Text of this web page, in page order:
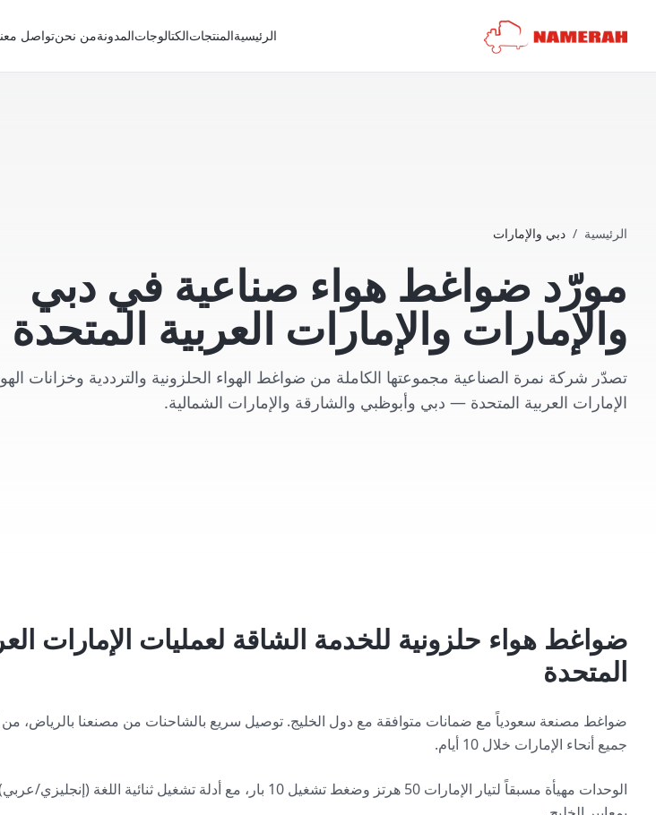
الرئيسيةالمنتجاتالكتالوجاتالمدونةمن نحنتواصل
الرئيسية / دبي والإمارات
مورّد ضواغط هواء صناعية في دبي
والإمارات والإمارات العربية المتحدة
تصدّر شركة نمرة الصناعية مجموعتها الكاملة من ضواغط الهواء الحلزونية والترددية وخزانات
الإمارات العربية المتحدة — دبي وأبوظبي والشارقة والإمارات الشمالية.
ضواغط هواء حلزونية للخدمة الشاقة لعمليات الإمارات
المتحدة
ضواغط مصنعة سعودياً مع ضمانات متوافقة مع دول الخليج. توصيل سريع بالشاحنات من مصنعنا بالرياض، من
جميع أنحاء الإمارات خلال 10 أيام.
الوحدات مهيأة مسبقاً لتيار الإمارات 50 هرتز وضغط تشغيل 10 بار، مع أدلة تشغيل ثنائية